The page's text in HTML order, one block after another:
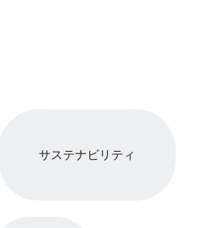
サステナビリティ